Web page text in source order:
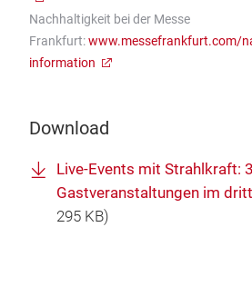
Nachhaltigkeit bei der Messe
Frankfurt:www.messefrankfurt.com/
information
Download
Live-Events mit Strahlkraft:
Gastveranstaltungen im
295 KB)